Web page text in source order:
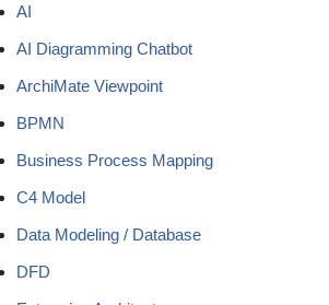
AI
AI Diagramming Chatbot
ArchiMate Viewpoint
BPMN
Business Process Mapping
C4 Model
Data Modeling / Database
DFD